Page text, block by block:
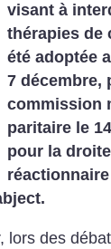
visant à
thérapies de
été adoptée
7 décembre,
commission
paritaire le
pour la droite
lors des